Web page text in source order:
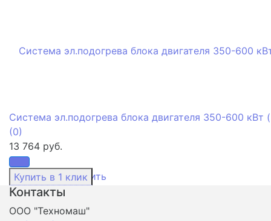
избранное сравнить
Система эл.подогрева блока двигателя 350-600 кВт
(0)
13 764 руб.
Контакты
ООО "Техномаш"